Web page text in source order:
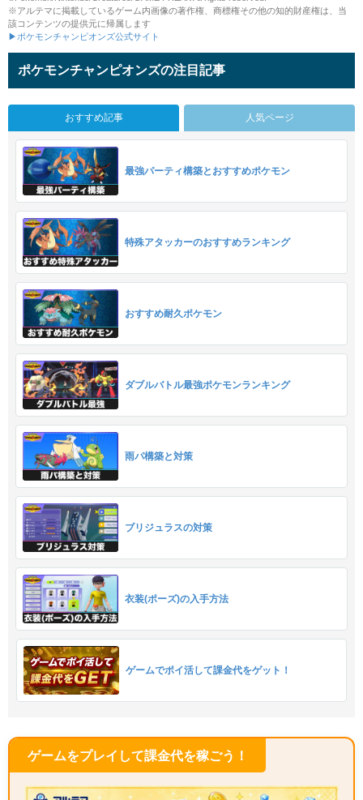
※アルテマに掲載しているゲーム内画像の著作権、商標権その他の知的財産権は、当
該コンテンツの提供元に帰属します
▶ポケモンチャンピオンズ公式サイト
ポケモンチャンピオンズの注目記事
おすすめ記事 人気ページ
最強パーティ構築とおすすめポケモン
特殊アタッカーのおすすめランキング
おすすめ耐久ポケモン
ダブルバトル最強ポケモンランキング
雨パ構築と対策
ブリジュラスの対策
衣装(ポーズ)の入手方法
ゲームでポイ活して課金代をゲット！
ゲームをプレイして課金代を稼ごう！